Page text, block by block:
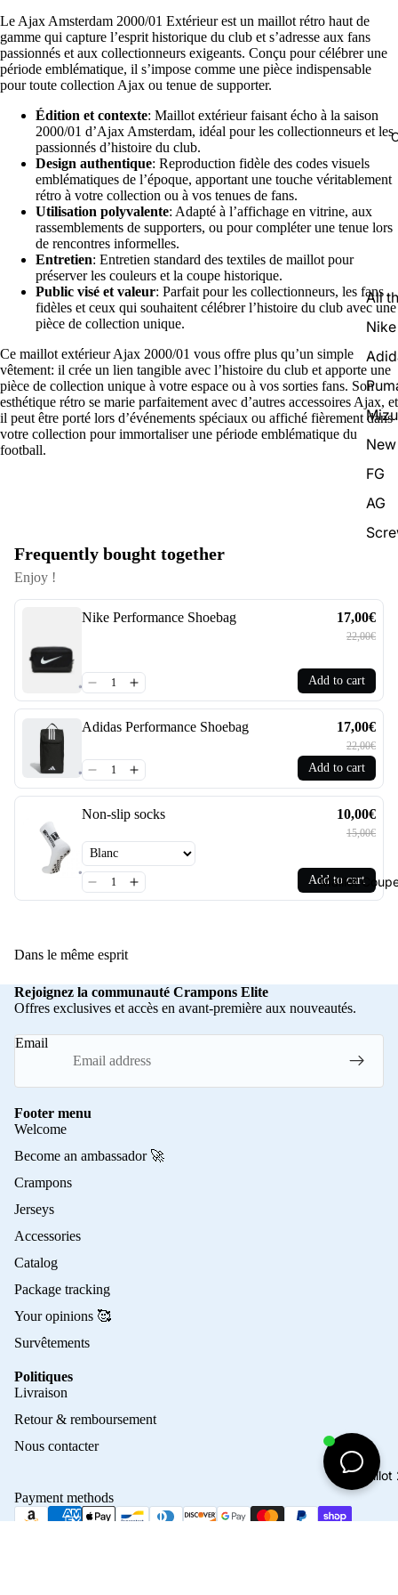
All
Nike
FG
AG
Maillot
Maillot
Le Ajax Amsterdam 2000/01 Extérieur est un maillot rétro haut de
gamme qui capture l’esprit historique du club et s’adresse aux fans
passionnés et aux collectionneurs exigeants. Conçu pour célébrer une
période emblématique, il s’impose comme une pièce indispensable
pour toute collection Ajax ou tenue de supporter.
Édition et contexte: Maillot extérieur faisant écho à la saison
2000/01 d’Ajax Amsterdam, idéal pour les collectionneurs et les
passionnés d’histoire du club.
Design authentique: Reproduction fidèle des codes visuels
emblématiques de l’époque, apportant une touche véritablement
rétro à votre collection ou à vos tenues de fans.
Utilisation polyvalente: Adapté à l’affichage en vitrine, aux
rassemblements de supporters, ou pour compléter une tenue lors
de rencontres informelles.
Entretien: Entretien standard des textiles de maillot pour
préserver les couleurs et la coupe historique.
Public visé et valeur: Parfait pour les collectionneurs, les fans
fidèles et ceux qui souhaitent célébrer l’histoire du club avec une
pièce de collection unique.
Ce maillot extérieur Ajax 2000/01 vous offre plus qu’un simple
vêtement: il crée un lien tangible avec l’histoire du club et apporte une
pièce de collection unique à votre espace ou à vos sorties fans. Son
esthétique rétro se marie parfaitement avec d’autres accessoires Ajax, et
il peut être porté lors d’événements spéciaux ou affiché fièrement dans
votre collection pour immortaliser une période emblématique du
football.
Frequently bought together
Enjoy !
Nike Performance Shoebag 17,00€
22,00€
Add to cart
Adidas Performance Shoebag 17,00€
22,00€
Add to cart
Non-slip socks 10,00€
15,00€
Add to cart
Dans le même esprit
Rejoignez la communauté Crampons Elite
Offres exclusives et accès en avant-première aux nouveautés.
Email
Footer menu
Welcome
Become an ambassador 🚀
Crampons
Jerseys
Accessories
Catalog
Package tracking
Your opinions 🥰
Survêtements
Politiques
Livraison
Retour & remboursement
Nous contacter
Payment methods
Terms of sale